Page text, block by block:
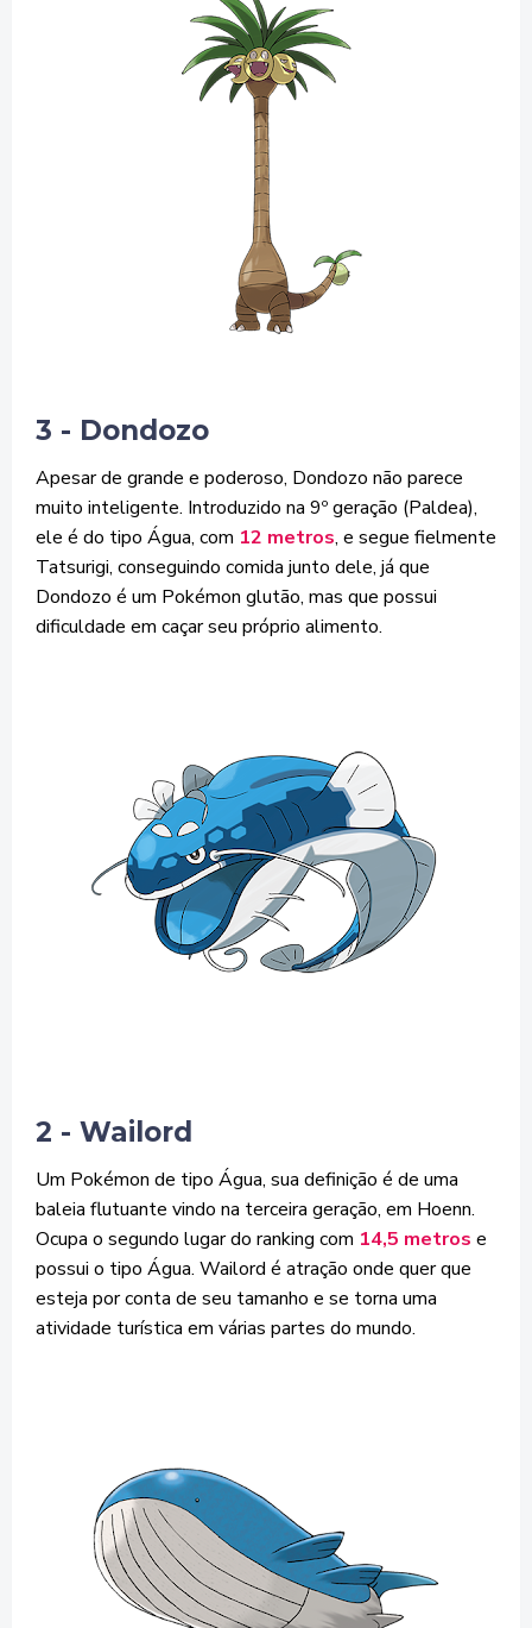
3 - Dondozo
Apesar de grande e poderoso, Dondozo não parece
muito inteligente. Introduzido na 9º geração (Paldea),
ele é do tipo Água, com 12 metros, e segue fielmente
Tatsurigi, conseguindo comida junto dele, já que
Dondozo é um Pokémon glutão, mas que possui
dificuldade em caçar seu próprio alimento.
2 - Wailord
Um Pokémon de tipo Água, sua definição é de uma
baleia flutuante vindo na terceira geração, em Hoenn.
Ocupa o segundo lugar do ranking com 14,5 metros e
possui o tipo Água. Wailord é atração onde quer que
esteja por conta de seu tamanho e se torna uma
atividade turística em várias partes do mundo.